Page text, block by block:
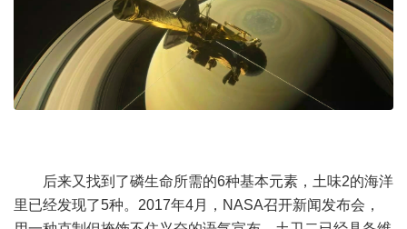
后来又找到了磷生命所需的6种基本元素，土味2的海洋
里已经发现了5种。2017年4月，NASA召开新闻发布会，